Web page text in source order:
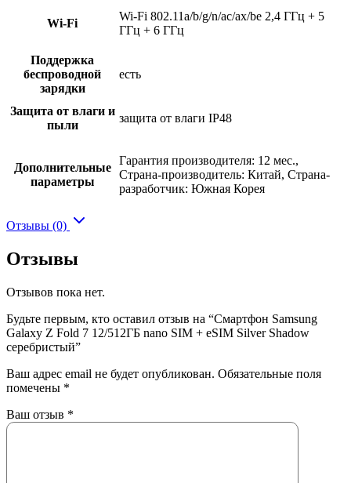
Wi-Fi
Wi-Fi 802.11a/b/g/n/ac/ax/be 2,4 ГГц + 5
ГГц + 6 ГГц
Поддержка
беспроводной
зарядки
есть
Защита от влаги и
пыли
защита от влаги IP48
Дополнительные
параметры
Гарантия производителя: 12 мес.,
Страна-производитель: Китай, Страна-
разработчик: Южная Корея
Отзывы (0)
Отзывы
Отзывов пока нет.
Будьте первым, кто оставил отзыв на “Смартфон Samsung
Galaxy Z Fold 7 12/512ГБ nano SIM + eSIM Silver Shadow
серебристый”
Ваш адрес email не будет опубликован. Обязательные поля
помечены *
Ваш отзыв *